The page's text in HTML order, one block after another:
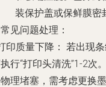
装保护盖或保鲜膜密
见问题处理：
印质量下降： 若出现
行“打印头清洗”1-2次
理堵塞，需考虑更换